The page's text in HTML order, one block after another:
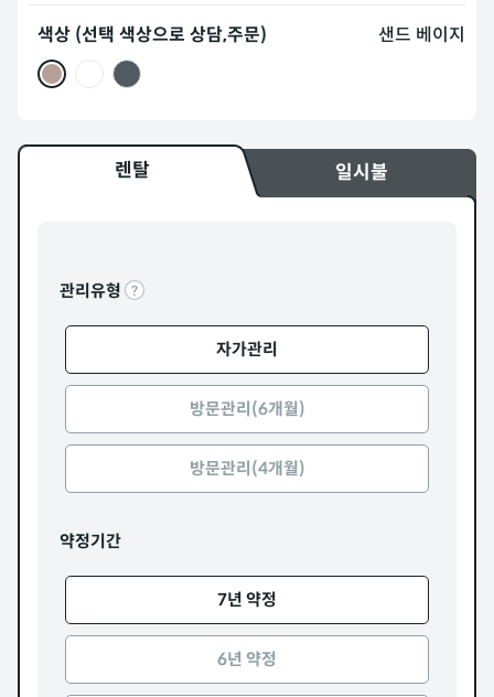
색상 (선택 색상으로 상담,주문) 샌드 베이지
렌탈 일시불
관리유형
자가관리
방문관리(6개월)
방문관리(4개월)
약정기간
7년 약정
6년 약정